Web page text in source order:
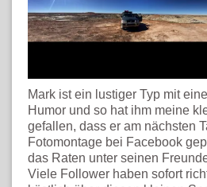
Mark ist ein lustiger Typ mit
Humor und so hat ihm meine
gefallen, dass er am nächsten
Fotomontage bei Facebook
das Raten unter seinen
Viele Follower haben sofort